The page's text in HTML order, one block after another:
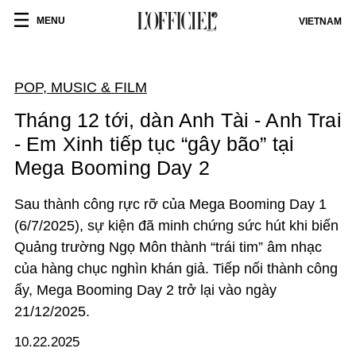
MENU VIETNAM
POP, MUSIC & FILM
Tháng 12 tới, dàn Anh Tài - Anh Trai
- Em Xinh tiếp tục “gây bão” tại
Mega Booming Day 2
Sau thành công rực rỡ của Mega Booming Day 1
(6/7/2025), sự kiện đã minh chứng sức hút khi biến
Quảng trường Ngọ Môn thành “trái tim” âm nhạc
của hàng chục nghìn khán giả. Tiếp nối thành công
ấy, Mega Booming Day 2 trở lại vào ngày
21/12/2025.
10.22.2025